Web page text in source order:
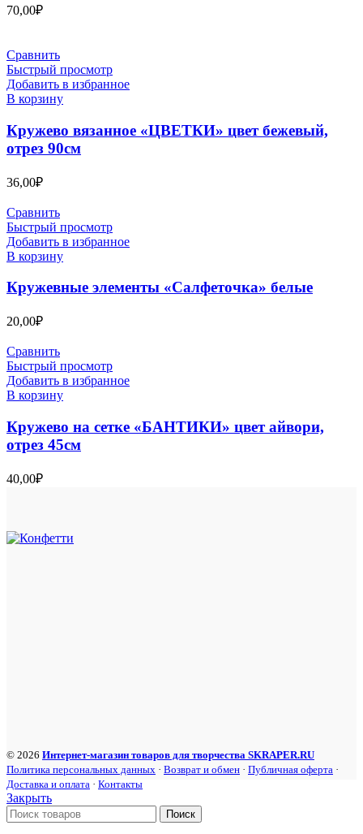
70,00₽
Сравнить
Быстрый просмотр
Добавить в избранное
В корзину
Кружево вязанное «ЦВЕТКИ» цвет бежевый,
отрез 90см
36,00₽
Сравнить
Быстрый просмотр
Добавить в избранное
В корзину
Кружевные элементы «Салфеточка» белые
20,00₽
Сравнить
Быстрый просмотр
Добавить в избранное
В корзину
Кружево на сетке «БАНТИКИ» цвет айвори,
отрез 45см
40,00₽
© 2026 Интернет-магазин товаров для творчества SKRAPER.RU
Политика персональных данных · Возврат и обмен · Публичная оферта ·
Доставка и оплата · Контакты
Закрыть
Поиск